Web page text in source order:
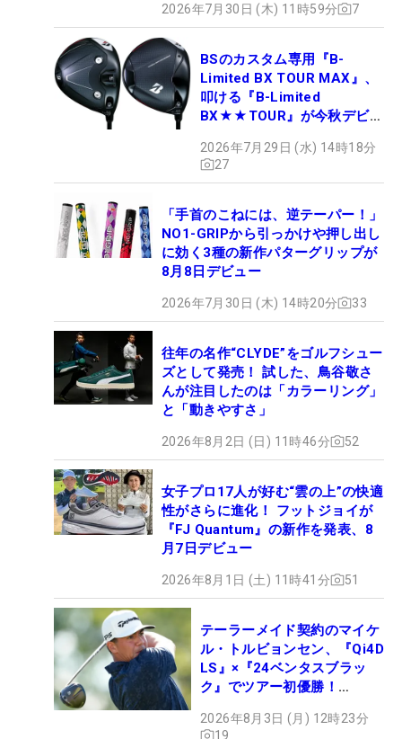
2026年7月30日 (木) 11時59分 7
BSのカスタム専用『B-
Limited BX TOUR MAX』、
叩ける『B-Limited
BX★★TOUR』が今秋デビュ
2026年7月29日 (水) 14時18分
27
「手首のこねには、逆テーパー！」
NO1-GRIPから引っかけや押し出し
に効く3種の新作パターグリップが
8月8日デビュー
2026年7月30日 (木) 14時20分 33
往年の名作“CLYDE”をゴルフシュー
ズとして発売！ 試した、鳥谷敬さ
んが注目したのは「カラーリング」
と「動きやすさ」
2026年8月2日 (日) 11時46分 52
女子プロ17人が好む“雲の上”の快適
性がさらに進化！ フットジョイが
『FJ Quantum』の新作を発表、8
月7日デビュー
2026年8月1日 (土) 11時41分 51
テーラーメイド契約のマイケ
ル・トルビョンセン、『Qi4D
LS』×『24ベンタスブラッ
ク』でツアー初優勝！
2026年8月3日 (月) 12時23分
19